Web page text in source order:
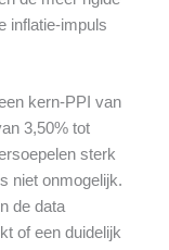
inflatie-impuls
kern-PPI van
3,50% tot
sterk
niet onmogelijk.
de data
of een duidelijk